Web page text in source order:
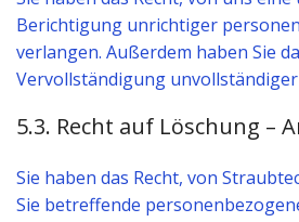
Berichtigung unrichtiger
verlangen. Außerdem haben Sie
Vervollständigung
5.3. Recht auf Löschung –
Sie haben das Recht, von
Sie betreffende